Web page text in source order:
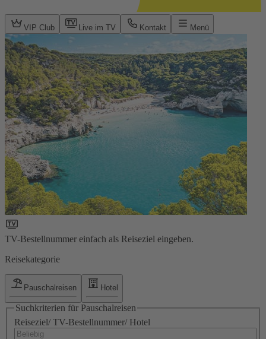
VIP Club Live im TV Kontakt Menü
TV-Bestellnummer einfach als Reiseziel eingeben.
Reisekategorie
Pauschalreisen Hotel
Suchkriterien für Pauschalreisen
Reiseziel/ TV-Bestellnummer/ Hotel